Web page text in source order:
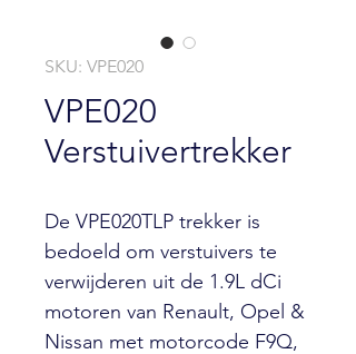
SKU: VPE020
VPE020
Verstuivertrekker
De VPE020TLP trekker is
bedoeld om verstuivers te
verwijderen uit de 1.9L dCi
motoren van Renault, Opel &
Nissan met motorcode F9Q,